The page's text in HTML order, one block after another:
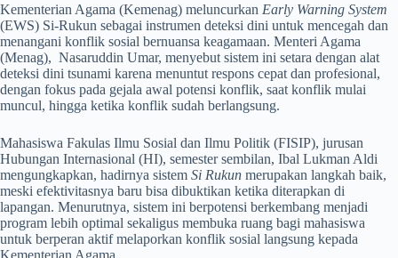
Kementerian Agama (Kemenag) meluncurkan Early Warning System
(EWS) Si-Rukun sebagai instrumen deteksi dini untuk mencegah dan
menangani konflik sosial bernuansa keagamaan. Menteri Agama
(Menag), Nasaruddin Umar, menyebut sistem ini setara dengan alat
deteksi dini tsunami karena menuntut respons cepat dan profesional,
dengan fokus pada gejala awal potensi konflik, saat konflik mulai
muncul, hingga ketika konflik sudah berlangsung.
Mahasiswa Fakulas Ilmu Sosial dan Ilmu Politik (FISIP), jurusan
Hubungan Internasional (HI), semester sembilan, Ibal Lukman Aldi
mengungkapkan, hadirnya sistem Si Rukun merupakan langkah baik,
meski efektivitasnya baru bisa dibuktikan ketika diterapkan di
lapangan. Menurutnya, sistem ini berpotensi berkembang menjadi
program lebih optimal sekaligus membuka ruang bagi mahasiswa
untuk berperan aktif melaporkan konflik sosial langsung kepada
Kementerian Agama.